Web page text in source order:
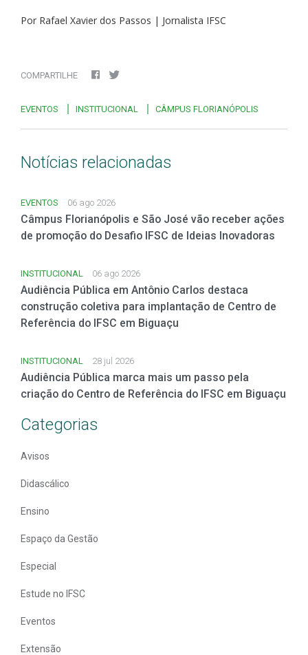
Por Rafael Xavier dos Passos | Jornalista IFSC
COMPARTILHE
EVENTOS INSTITUCIONAL CÂMPUS FLORIANÓPOLIS
Notícias relacionadas
EVENTOS 06 ago 2026
Câmpus Florianópolis e São José vão receber ações
de promoção do Desafio IFSC de Ideias Inovadoras
INSTITUCIONAL 06 ago 2026
Audiência Pública em Antônio Carlos destaca
construção coletiva para implantação de Centro de
Referência do IFSC em Biguaçu
INSTITUCIONAL 28 jul 2026
Audiência Pública marca mais um passo pela
criação do Centro de Referência do IFSC em Biguaçu
Categorias
Avisos
Didascálico
Ensino
Espaço da Gestão
Especial
Estude no IFSC
Eventos
Extensão